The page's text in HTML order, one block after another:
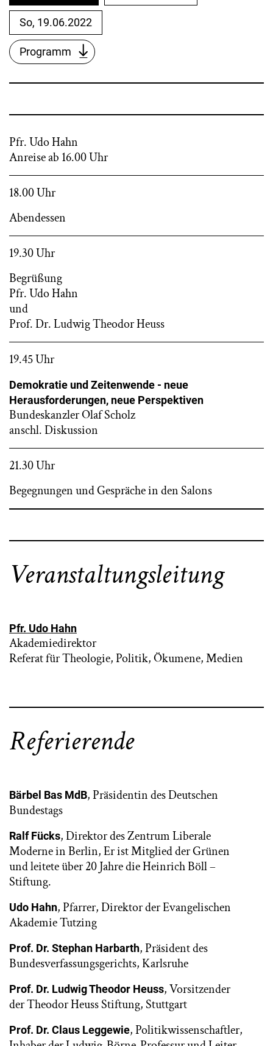
So, 19.06.2022
Programm
Pfr. Udo Hahn
Anreise ab 16.00 Uhr
18.00 Uhr
Abendessen
19.30 Uhr
Begrüßung
Pfr. Udo Hahn
und
Prof. Dr. Ludwig Theodor Heuss
19.45 Uhr
Demokratie und Zeitenwende - neue
Herausforderungen, neue Perspektiven
Bundeskanzler Olaf Scholz
anschl. Diskussion
21.30 Uhr
Begegnungen und Gespräche in den Salons
Veranstaltungsleitung
Pfr. Udo Hahn
Akademiedirektor
Referat für Theologie, Politik, Ökumene, Medien
Referierende
Bärbel Bas MdB, Präsidentin des Deutschen
Bundestags
Ralf Fücks, Direktor des Zentrum Liberale
Moderne in Berlin, Er ist Mitglied der Grünen
und leitete über 20 Jahre die Heinrich Böll –
Stiftung.
Udo Hahn, Pfarrer, Direktor der Evangelischen
Akademie Tutzing
Prof. Dr. Stephan Harbarth, Präsident des
Bundesverfassungsgerichts, Karlsruhe
Prof. Dr. Ludwig Theodor Heuss, Vorsitzender
der Theodor Heuss Stiftung, Stuttgart
Prof. Dr. Claus Leggewie, Politikwissenschaftler,